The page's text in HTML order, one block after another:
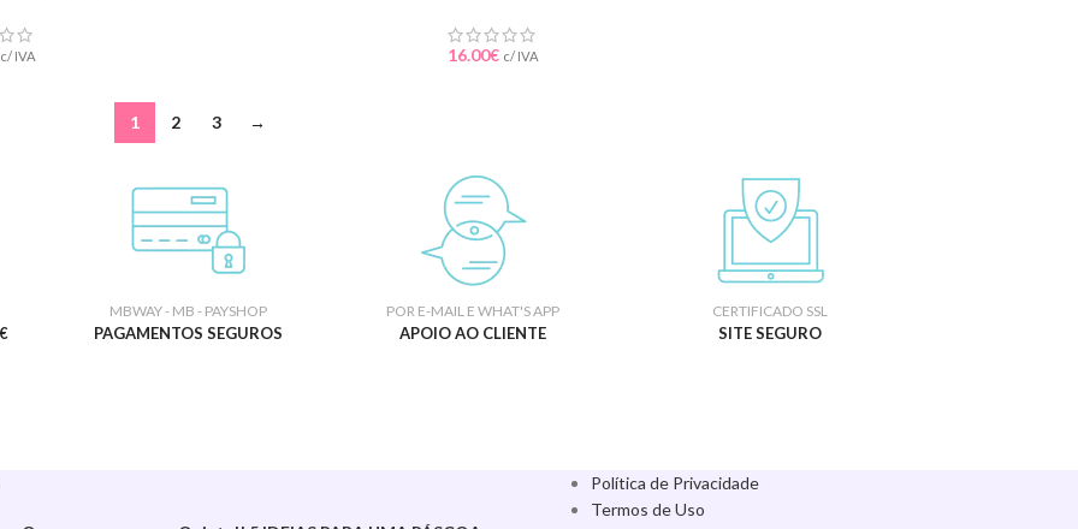
c/ IVA 16.00€ c/ IVA
1 2 3 →
MBWAY - MB - PAYSHOP
PAGAMENTOS SEGUROS
POR E-MAIL E WHAT'S APP
APOIO AO CLIENTE
CERTIFICADO SSL
SITE SEGURO
Política de Privacidade
Termos de Uso